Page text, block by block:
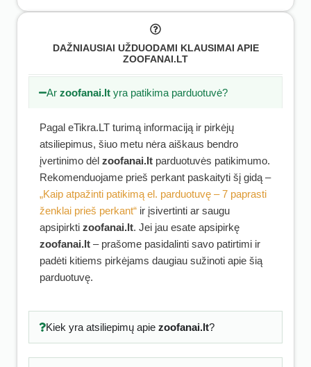
DAŽNIAUSIAI UŽDUODAMI KLAUSIMAI APIE
ZOOFANAI.LT
Arzoofanai.lt yra patikima parduotuvė?
Pagal eTikra.LT turimą informaciją ir pirkėjų
atsiliepimus, šiuo metu nėra aiškaus bendro
įvertinimo dėl zoofanai.lt parduotuvės patikimumo.
Rekomenduojame prieš perkant paskaityti šį gidą –
„Kaip atpažinti patikimą el. parduotuvę – 7 paprasti
ženklai prieš perkant“ ir įsivertinti ar saugu
apsipirkti zoofanai.lt. Jei jau esate apsipirkę
zoofanai.lt – prašome pasidalinti savo patirtimi ir
padėti kitiems pirkėjams daugiau sužinoti apie šią
parduotuvę.
Kiek yra atsiliepimų apie zoofanai.lt?